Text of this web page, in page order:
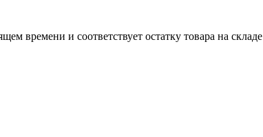
времени и соответствует остатку товара на складе